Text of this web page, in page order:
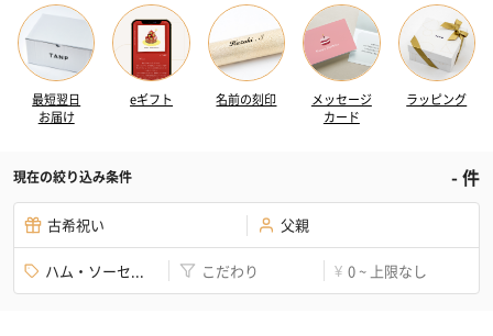
最短翌日
お届け
eギフト 名前の刻印
メッセージ
カード
ラッピング
現在の絞り込み条件 -件
古希祝い 父親
ハム・ソーセ... こだわり ¥ 0 ~ 上限なし